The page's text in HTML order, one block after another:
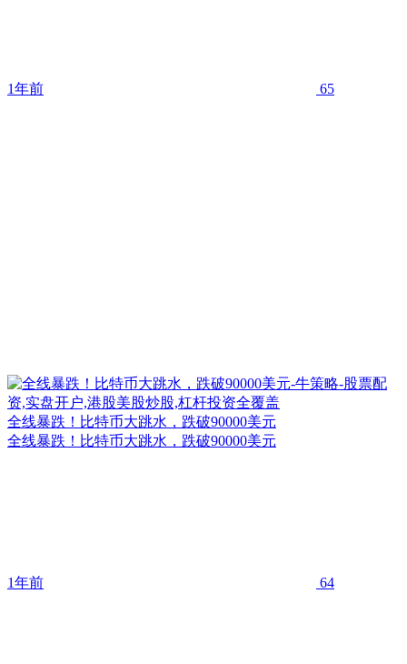
1年前 65
全线暴跌！比特币大跳水，跌破90000美元
全线暴跌！比特币大跳水，跌破90000美元
1年前 64